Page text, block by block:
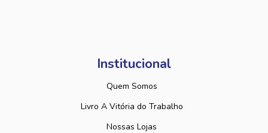
Institucional
Quem Somos
Livro A Vitória do Trabalho
Nossas Lojas